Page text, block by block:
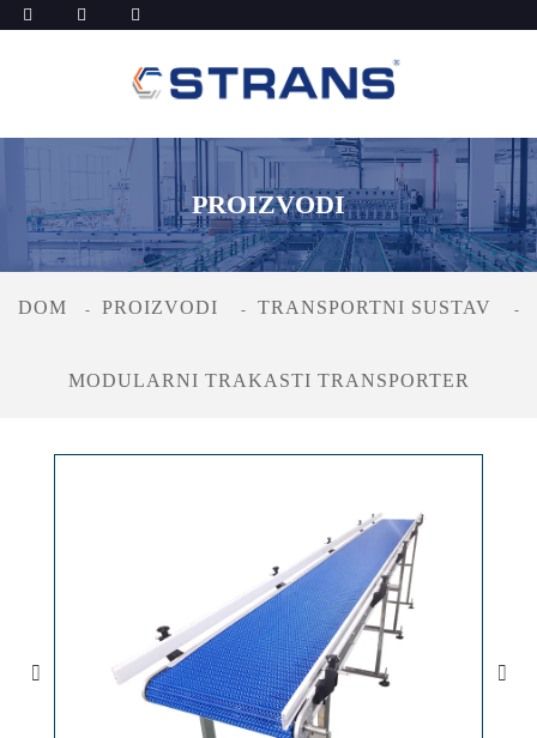
PROIZVODI
DOM PROIZVODI TRANSPORTNI SUSTAV
MODULARNI TRAKASTI TRANSPORTER